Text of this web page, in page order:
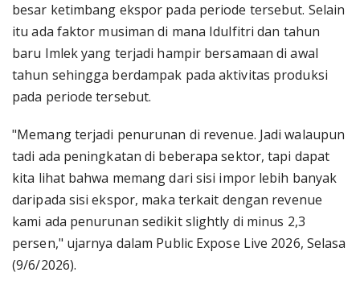
besar ketimbang ekspor pada periode tersebut. Selain
itu ada faktor musiman di mana Idulfitri dan tahun
baru Imlek yang terjadi hampir bersamaan di awal
tahun sehingga berdampak pada aktivitas produksi
pada periode tersebut.
"Memang terjadi penurunan di revenue. Jadi walaupun
tadi ada peningkatan di beberapa sektor, tapi dapat
kita lihat bahwa memang dari sisi impor lebih banyak
daripada sisi ekspor, maka terkait dengan revenue
kami ada penurunan sedikit slightly di minus 2,3
persen," ujarnya dalam Public Expose Live 2026, Selasa
(9/6/2026).